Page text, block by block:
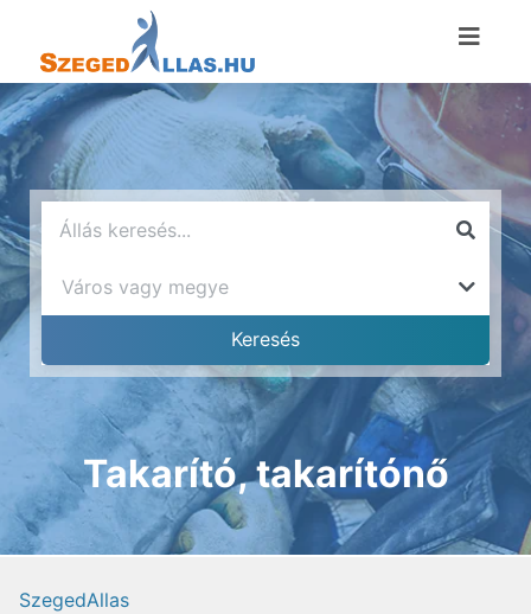
Takarító, takarítónő
SzegedAllas